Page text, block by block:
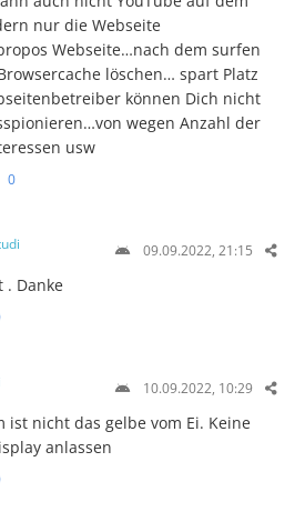
nur die Webseite
Webseite…nach dem surfen
löschen… spart Platz
können Dich nicht
wegen Anzahl der
usw
0
09.09.2022, 21:15
. Danke
10.09.2022, 10:29
ist nicht das gelbe vom Ei. Keine
anlassen